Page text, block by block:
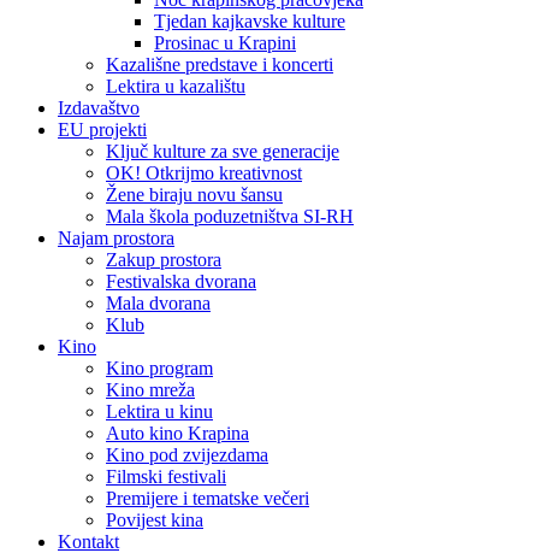
Tjedan kajkavske kulture
Prosinac u Krapini
Kazališne predstave i koncerti
Lektira u kazalištu
Izdavaštvo
EU projekti
Ključ kulture za sve generacije
OK! Otkrijmo kreativnost
Žene biraju novu šansu
Mala škola poduzetništva SI-RH
Najam prostora
Zakup prostora
Festivalska dvorana
Mala dvorana
Klub
Kino
Kino program
Kino mreža
Lektira u kinu
Auto kino Krapina
Kino pod zvijezdama
Filmski festivali
Premijere i tematske večeri
Povijest kina
Kontakt